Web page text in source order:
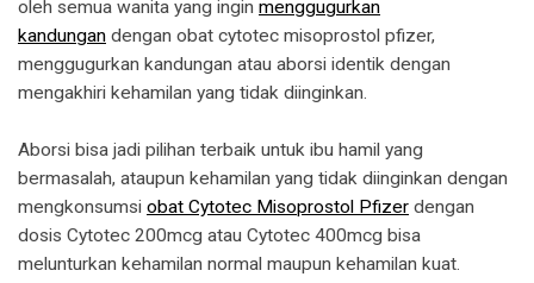
oleh semua wanita yang ingin menggugurkan
kandungan dengan obat cytotec misoprostol pfizer,
menggugurkan kandungan atau aborsi identik dengan
mengakhiri kehamilan yang tidak diinginkan.
Aborsi bisa jadi pilihan terbaik untuk ibu hamil yang
bermasalah, ataupun kehamilan yang tidak diinginkan dengan
mengkonsumsi obat Cytotec Misoprostol Pfizer dengan
dosis Cytotec 200mcg atau Cytotec 400mcg bisa
melunturkan kehamilan normal maupun kehamilan kuat.